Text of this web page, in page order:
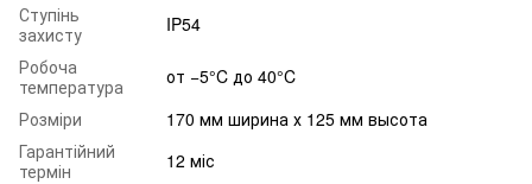
Ступінь
захисту
IP54
Робоча
температура
от −5°C до 40°C
Розміри
170 мм ширина х 125 мм высота
Гарантійний
термін
12 міс